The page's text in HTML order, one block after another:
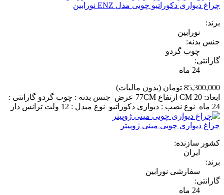
چراغ دیواری دکوراتیو چوبی مدل ENZ نورابین
برند:
نورابین
جنس بدنه:
چوب گردو
گارانتی:
24 ماه
85,300,000 تومان
(بدون مالیات)
ابعاد: 20 CM ارتفاع 77CM عرض جنس بدنه : چوب گردو گارانتی :
24 ماه نوع نصب : دیواری دکوراتیو نوع مبدل : 12 ولت ترانس دار
چراغ دیواری چوبی مینی ژوپیتر
کشور سازنده:
ایران
برند:
سفارشی نورابین
گارانتی:
24 ماه